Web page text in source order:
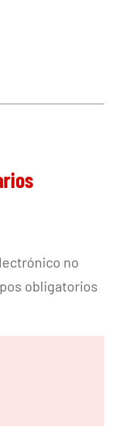
no
obligatorios